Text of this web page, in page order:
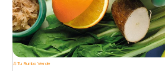
Tu Rumbo Verde